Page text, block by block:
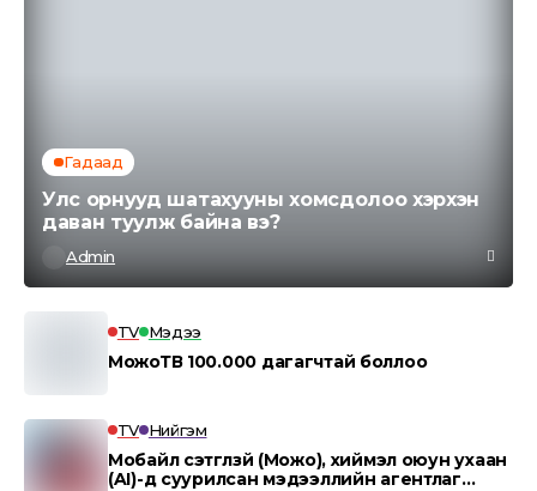
Гадаад
Улс орнууд шатахууны хомсдолоо хэрхэн
даван туулж байна вэ?
Admin
TV Мэдээ
МожоТВ 100.000 дагагчтай боллоо
TV Нийгэм
Мобайл сэтгүүлзүй (Можо), хиймэл оюун ухаан
(AI)-д суурилсан мэдээллийн агентлаг